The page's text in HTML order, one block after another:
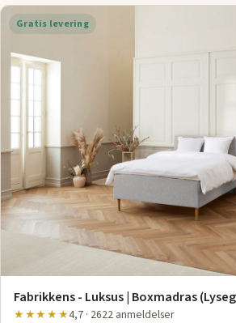
Gratis levering
Fabrikkens - Luksus | Boxmadras
★★★★★4,7 · 2622 anmeldelser